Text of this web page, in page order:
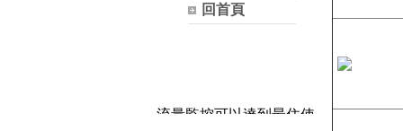
回首頁
流量監控可以達到最住使